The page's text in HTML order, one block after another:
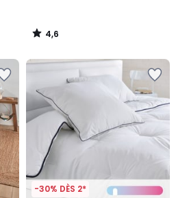
4,6
/
-30% DÈS 2*